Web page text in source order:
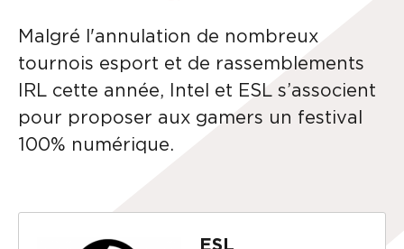
Malgré l'annulation de nombreux
tournois esport et de rassemblements
IRL cette année, Intel et ESL s’associent
pour proposer aux gamers un festival
100% numérique.
ESL